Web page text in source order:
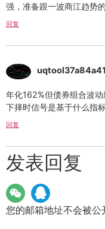
强，准备跟一波商江趋势的
回复
年化162%但债券组合波
下择时信号是基于什么指
回复
发表回复
您的邮箱地址不会被公